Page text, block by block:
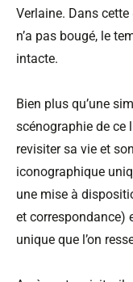
Verlaine. Dans
n’a pas bougé, le
intacte.
Bien plus qu’une
scénographie de ce
revisiter sa vie et
iconographique
une mise à
et correspondance)
unique que l’on